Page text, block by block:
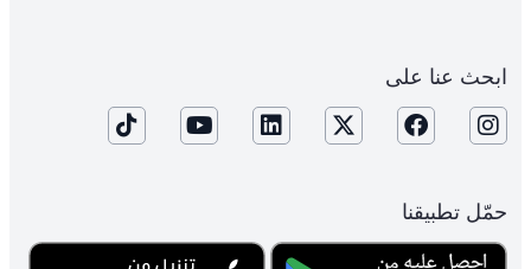
ابحث عنا على
حمّل تطبيقنا